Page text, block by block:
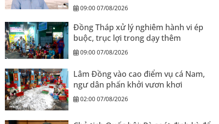
09:00 07/08/2026
Đồng Tháp xử lý nghiêm hành vi ép
buộc, trục lợi trong dạy thêm
09:00 07/08/2026
Lâm Đồng vào cao điểm vụ cá Nam,
ngư dân phấn khởi vươn khơi
02:00 07/08/2026